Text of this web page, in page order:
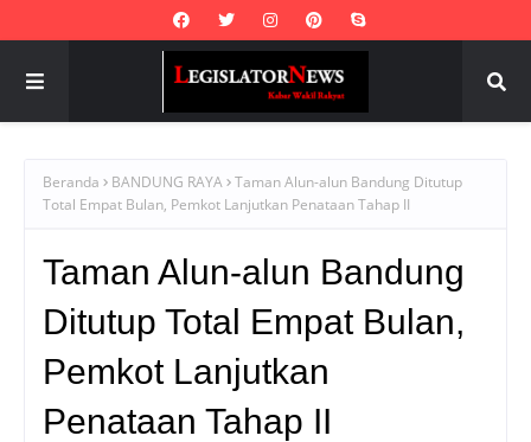
Beranda BANDUNG RAYA Taman Alun-alun Bandung Ditutup
Total Empat Bulan, Pemkot Lanjutkan Penataan Tahap II
Taman Alun-alun Bandung
Ditutup Total Empat Bulan,
Pemkot Lanjutkan
Penataan Tahap II